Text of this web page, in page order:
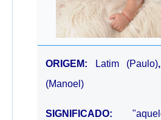
ORIGEM: Latim (Paulo)
(Manoel)
SIGNIFICADO: